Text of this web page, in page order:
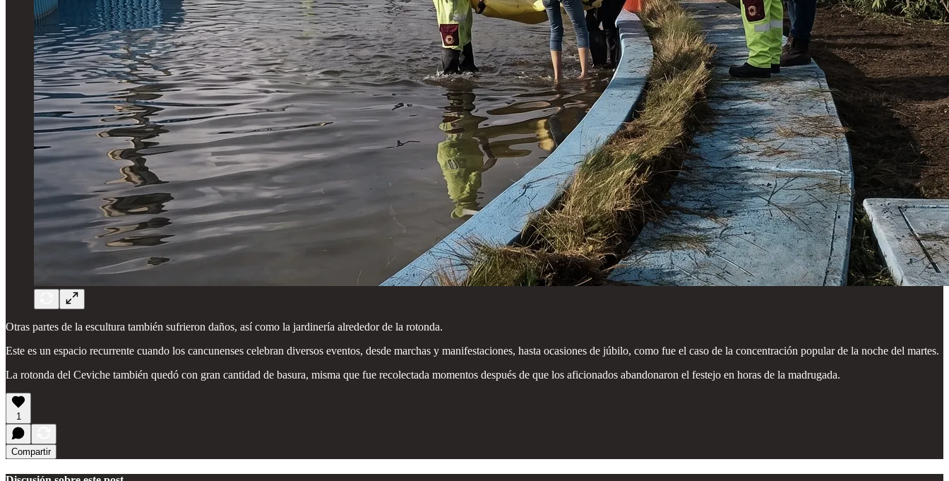
Otras partes de la escultura también sufrieron daños, así como la jardinería alrededor de la rotonda.
Este es un espacio recurrente cuando los cancunenses celebran diversos eventos, desde marchas y manifestaciones, hasta ocasiones de júbilo, como fue el caso de la concentración popular de la noche del martes.
La rotonda del Ceviche también quedó con gran cantidad de basura, misma que fue recolectada momentos después de que los aficionados abandonaron el festejo en horas de la madrugada.
1
Compartir